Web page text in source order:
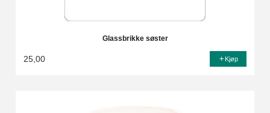
Glassbrikke søster
25,00 Kjøp